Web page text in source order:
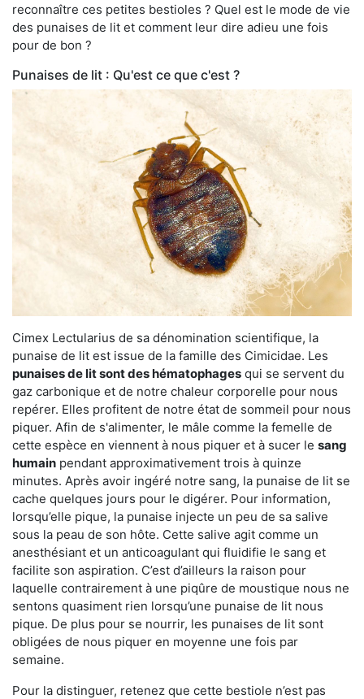
reconnaître ces petites bestioles ? Quel est le mode de vie
des punaises de lit et comment leur dire adieu une fois
pour de bon ?
Punaises de lit : Qu'est ce que c'est ?
Cimex Lectularius de sa dénomination scientifique, la
punaise de lit est issue de la famille des Cimicidae. Les
punaises de lit sont des hématophages qui se servent du
gaz carbonique et de notre chaleur corporelle pour nous
repérer. Elles profitent de notre état de sommeil pour nous
piquer. Afin de s'alimenter, le mâle comme la femelle de
cette espèce en viennent à nous piquer et à sucer le sang
humain pendant approximativement trois à quinze
minutes. Après avoir ingéré notre sang, la punaise de lit se
cache quelques jours pour le digérer. Pour information,
lorsqu’elle pique, la punaise injecte un peu de sa salive
sous la peau de son hôte. Cette salive agit comme un
anesthésiant et un anticoagulant qui fluidifie le sang et
facilite son aspiration. C’est d’ailleurs la raison pour
laquelle contrairement à une piqûre de moustique nous ne
sentons quasiment rien lorsqu’une punaise de lit nous
pique. De plus pour se nourrir, les punaises de lit sont
obligées de nous piquer en moyenne une fois par
semaine.
Pour la distinguer, retenez que cette bestiole n’est pas